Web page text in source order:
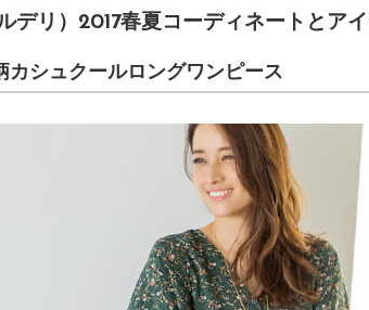
デリ）2017春夏コーディネートとア
カシュクールロングワンピース